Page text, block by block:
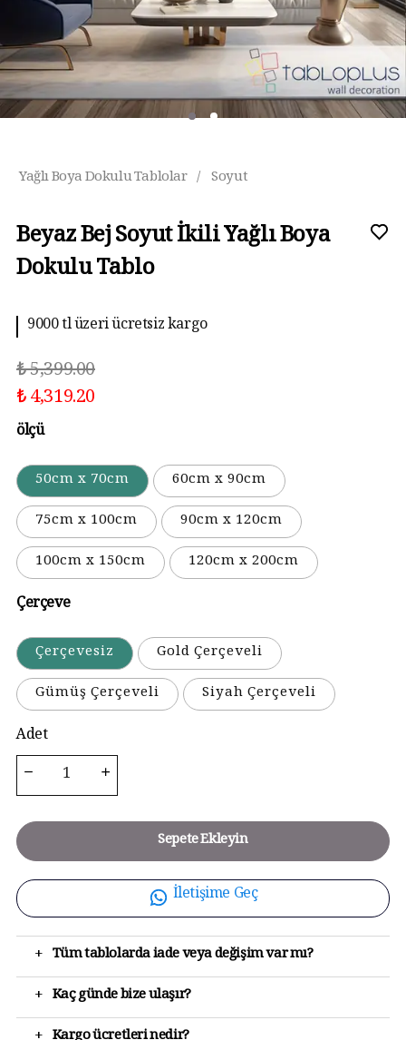
Yağlı Boya Dokulu Tablolar / Soyut
Beyaz Bej Soyut İkili Yağlı Boya
Dokulu Tablo
9000 tl üzeri ücretsiz kargo
₺ 5,399.00
₺ 4,319.20
ölçü
50cm x 70cm
60cm x 90cm
75cm x 100cm
90cm x 120cm
100cm x 150cm
120cm x 200cm
Çerçeve
Çerçevesiz
Gold Çerçeveli
Gümüş Çerçeveli
Siyah Çerçeveli
Adet
Sepete Ekleyin
İletişime Geç
+ Tüm tablolarda iade veya değişim var mı?
+ Kaç günde bize ulaşır?